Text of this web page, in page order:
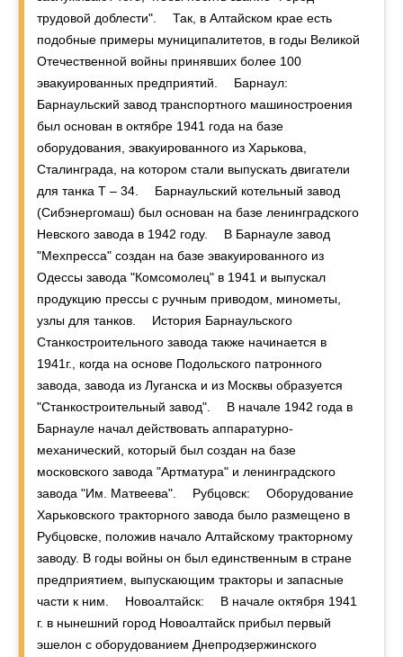
трудовой доблести". ⠀ Так, в Алтайском крае есть
подобные примеры муниципалитетов, в годы Великой
Отечественной войны принявших более 100
эвакуированных предприятий. ⠀ Барнаул: ⠀
Барнаульский завод транспортного машиностроения
был основан в октябре 1941 года на базе
оборудования, эвакуированного из Харькова,
Сталинграда, на котором стали выпускать двигатели
для танка Т – 34. ⠀ Барнаульский котельный завод
(Сибэнергомаш) был основан на базе ленинградского
Невского завода в 1942 году. ⠀ В Барнауле завод
"Мехпресса" создан на базе эвакуированного из
Одессы завода "Комсомолец" в 1941 и выпускал
продукцию прессы с ручным приводом, минометы,
узлы для танков. ⠀ История Барнаульского
Станкостроительного завода также начинается в
1941г., когда на основе Подольского патронного
завода, завода из Луганска и из Москвы образуется
"Станкостроительный завод". ⠀ В начале 1942 года в
Барнауле начал действовать аппаратурно-
механический, который был создан на базе
московского завода "Артматура" и ленинградского
завода "Им. Матвеева". ⠀ Рубцовск: ⠀ Оборудование
Харьковского тракторного завода было размещено в
Рубцовске, положив начало Алтайскому тракторному
заводу. В годы войны он был единственным в стране
предприятием, выпускающим тракторы и запасные
части к ним. ⠀ Новоалтайск: ⠀ В начале октября 1941
г. в нынешний город Новоалтайск прибыл первый
эшелон с оборудованием Днепродзержинского